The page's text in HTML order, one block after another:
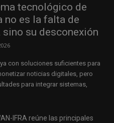
tecnológico de
no es la falta de
sino su desconexión
con soluciones suficientes para
noticias digitales, pero
para integrar sistemas,
IFRA reúne las principales